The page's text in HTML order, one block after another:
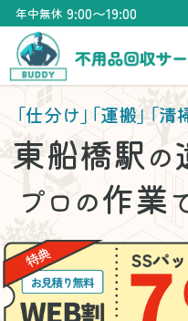
年中無休 9:00〜19:00
「仕分け」「運搬」「清
東船橋駅の
プロの作業